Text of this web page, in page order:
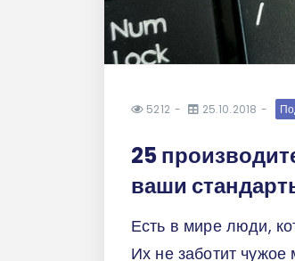
5212 25.10.2018
25
ваши
Есть в мире люди,
Их не заботит